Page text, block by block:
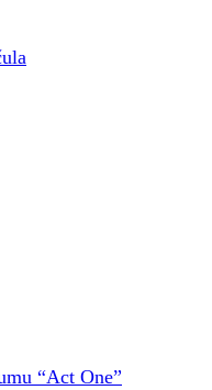
“Act One”